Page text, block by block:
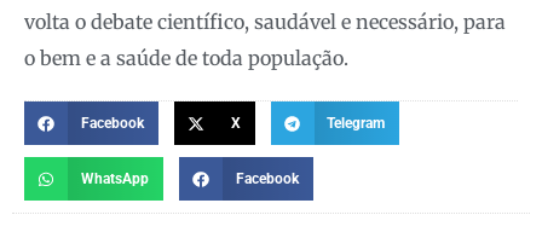
volta o debate científico, saudável e necessário, para
o bem e a saúde de toda população.
Facebook X Telegram
WhatsApp Facebook